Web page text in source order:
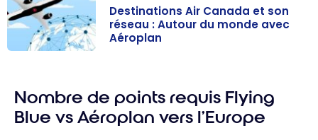
réseau : Autour
du monde avec
Destinations Air Canada et son
réseau : Autour du monde avec
Aéroplan
Nombre de points requis Flying
Blue vs Aéroplan vers l’Europe